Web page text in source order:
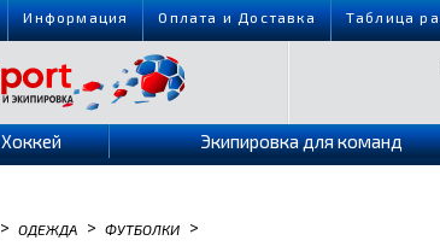
Информация Оплата и Доставка Таблица
Хоккей Экипировка для команд
> ОДЕЖДА > ФУТБОЛКИ >